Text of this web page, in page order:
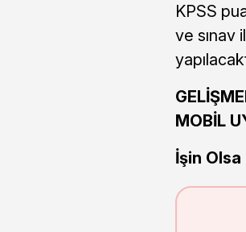
KPSS
ve sınav
MOBİL
İşin